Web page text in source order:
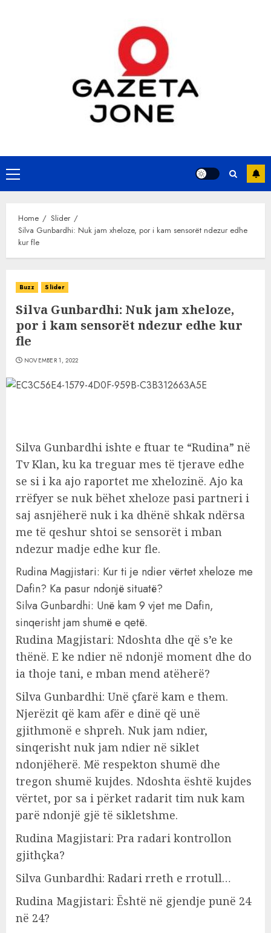
Primary
Menu
Home
Slider
Silva Gunbardhi: Nuk jam xheloze, por i kam sensorët ndezur edhe
kur fle
Buzz Slider
Silva Gunbardhi: Nuk jam xheloze,
por i kam sensorët ndezur edhe kur
fle
NOVEMBER 1, 2022
Silva Gunbardhi ishte e ftuar te “Rudina” në
Tv Klan, ku ka treguar mes të tjerave edhe
se si i ka ajo raportet me xhelozinë. Ajo ka
rrëfyer se nuk bëhet xheloze pasi partneri i
saj asnjëherë nuk i ka dhënë shkak ndërsa
me të qeshur shtoi se sensorët i mban
ndezur madje edhe kur fle.
Rudina Magjistari: Kur ti je ndier vërtet xheloze me
Dafin? Ka pasur ndonjë situatë?
Silva Gunbardhi: Unë kam 9 vjet me Dafin,
sinqerisht jam shumë e qetë.
Rudina Magjistari: Ndoshta dhe që s’e ke
thënë. E ke ndier në ndonjë moment dhe do
ia thoje tani, e mban mend atëherë?
Silva Gunbardhi: Unë çfarë kam e them.
Njerëzit që kam afër e dinë që unë
gjithmonë e shpreh. Nuk jam ndier,
sinqerisht nuk jam ndier në siklet
ndonjëherë. Më respekton shumë dhe
tregon shumë kujdes. Ndoshta është kujdes
vërtet, por sa i përket radarit tim nuk kam
parë ndonjë gjë të sikletshme.
Rudina Magjistari: Pra radari kontrollon
gjithçka?
Silva Gunbardhi: Radari rreth e rrotull…
Rudina Magjistari: Është në gjendje punë 24
në 24?